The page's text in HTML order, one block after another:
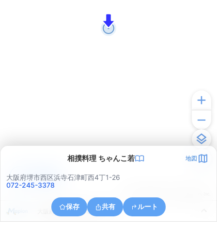
相撲料理 ちゃんこ若 地図
大阪府堺市西区浜寺石津町西4丁1-26
072-245-3378
保存 共有 ルート
大阪府堺市西区津久野町１丁７
アプリで見る